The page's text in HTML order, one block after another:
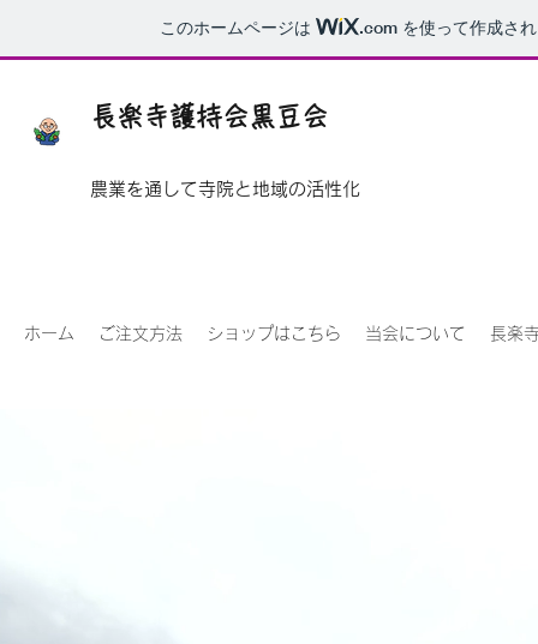
このホームページは .com を使って作成さ
長楽寺護持会黒豆会
​農業を通して寺院と地域の活性化
ホーム ご注文方法 ショップはこちら 当会について 長楽